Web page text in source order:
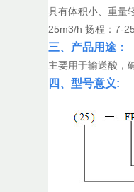
具有体积小、重量
25m3/h 扬程：7-
三、产品用途：
主要用于输送酸，
四、型号意义: